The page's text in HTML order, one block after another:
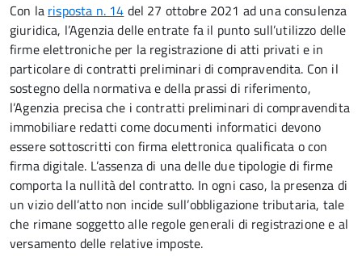
Con la risposta n. 14 del 27 ottobre 2021 ad una consulenza
giuridica, l’Agenzia delle entrate fa il punto sull’utilizzo delle
firme elettroniche per la registrazione di atti privati e in
particolare di contratti preliminari di compravendita. Con il
sostegno della normativa e della prassi di riferimento,
l’Agenzia precisa che i contratti preliminari di compravendita
immobiliare redatti come documenti informatici devono
essere sottoscritti con firma elettronica qualificata o con
firma digitale. L’assenza di una delle due tipologie di firme
comporta la nullità del contratto. In ogni caso, la presenza di
un vizio dell’atto non incide sull’obbligazione tributaria, tale
che rimane soggetto alle regole generali di registrazione e al
versamento delle relative imposte.